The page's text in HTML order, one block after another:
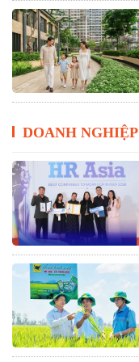
DOANH NGHIỆP